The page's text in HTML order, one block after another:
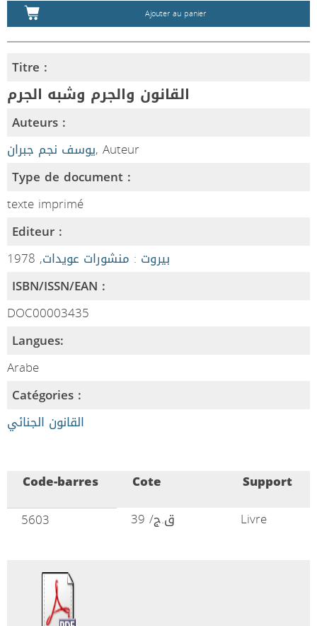
Ajouter au panier
Titre :
القانون والجرم وشبه الجرم
Auteurs :
يوسف نجم جبران, Auteur
Type de document :
texte imprimé
Editeur :
بيروت : منشورات عويدات, 1978
ISBN/ISSN/EAN :
DOC00003435
Langues:
Arabe
Catégories :
القانون الجنائي
Code-barres Cote
Support
5603
ق.ج/ 39 Livre